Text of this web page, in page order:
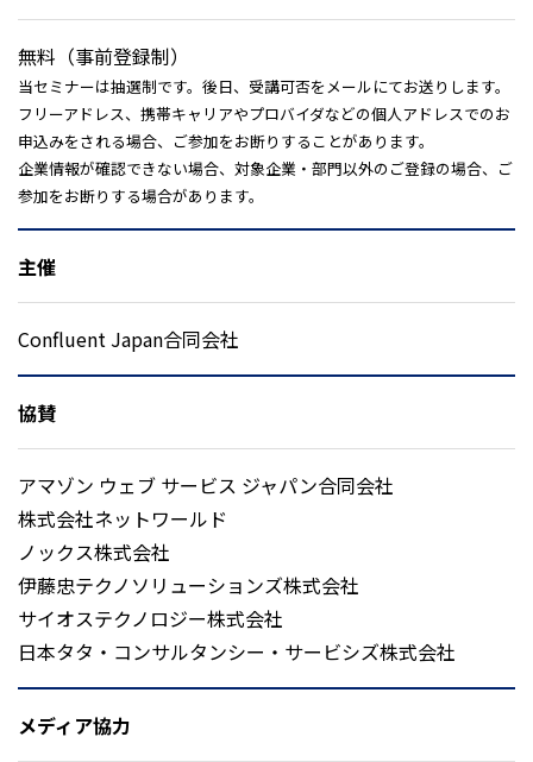
無料（事前登録制）
当セミナーは抽選制です。後日、受講可否をメールにてお送りします。
フリーアドレス、携帯キャリアやプロバイダなどの個人アドレスでのお
申込みをされる場合、ご参加をお断りすることがあります。
企業情報が確認できない場合、対象企業・部門以外のご登録の場合、ご
参加をお断りする場合があります。
主催
Confluent Japan合同会社
協賛
アマゾン ウェブ サービス ジャパン合同会社
株式会社ネットワールド
ノックス株式会社
伊藤忠テクノソリューションズ株式会社
サイオステクノロジー株式会社
日本タタ・コンサルタンシー・サービシズ株式会社
メディア協力